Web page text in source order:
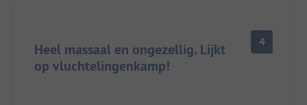
Heel massaal en ongezellig. Lijkt
op vluchtelingenkamp!
4